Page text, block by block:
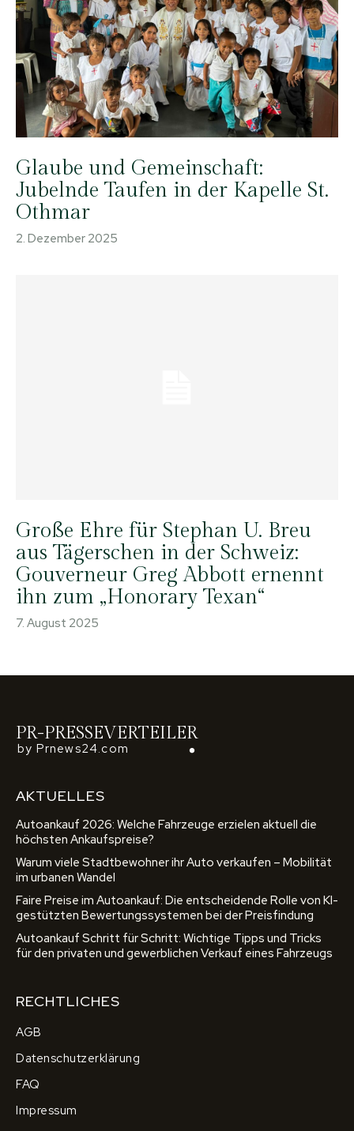
Glaube und Gemeinschaft:
Jubelnde Taufen in der Kapelle St.
Othmar
2. Dezember 2025
Große Ehre für Stephan U. Breu
aus Tägerschen in der Schweiz:
Gouverneur Greg Abbott ernennt
ihn zum „Honorary Texan“
7. August 2025
PR-PRESSEVERTEILER
by Prnews24.com
AKTUELLES
Autoankauf 2026: Welche Fahrzeuge erzielen aktuell die
höchsten Ankaufspreise?
Warum viele Stadtbewohner ihr Auto verkaufen – Mobilität
im urbanen Wandel
Faire Preise im Autoankauf: Die entscheidende Rolle von KI-
gestützten Bewertungssystemen bei der Preisfindung
Autoankauf Schritt für Schritt: Wichtige Tipps und Tricks
für den privaten und gewerblichen Verkauf eines Fahrzeugs
RECHTLICHES
AGB
Datenschutzerklärung
FAQ
Impressum